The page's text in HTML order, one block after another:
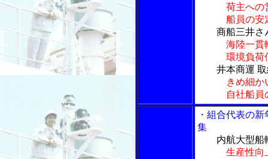
荷主への
船員の安定
商船三井さん
海陸一貫
環境負荷低
井本商運 取
きめ細か
自社船員の
・組合代表の
集
内航大型船輸
生産性向